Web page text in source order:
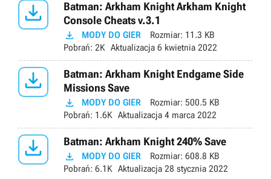

Batman: Arkham Knight Arkham Knight
Console Cheats v.3.1
 MODY DO GIER Rozmiar: 11.3 KB
Pobrań: 2K Aktualizacja 6 kwietnia 2022

Batman: Arkham Knight Endgame Side
Missions Save
 MODY DO GIER Rozmiar: 500.5 KB
Pobrań: 1.6K Aktualizacja 4 marca 2022
 Batman: Arkham Knight 240% Save
 MODY DO GIER Rozmiar: 608.8 KB
Pobrań: 6.1K Aktualizacja 28 stycznia 2022